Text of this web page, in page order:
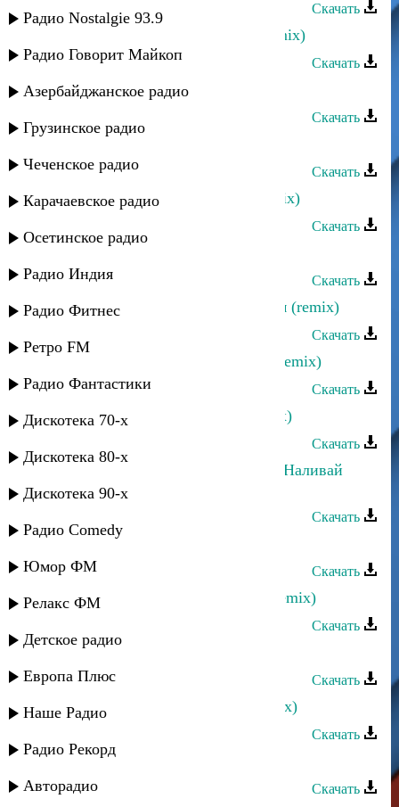
Радио Nostalgie 93.9
Радио Говорит Майкоп
Азербайджанское радио
Грузинское радио
Чеченское радио
Карачаевское радио
Осетинское радио
Радио Индия
Радио Фитнес
Ретро FM
Радио Фантастики
Дискотека 70-х
Дискотека 80-х
Дискотека 90-х
Радио Comedy
Юмор ФМ
Релакс ФМ
Детское радио
Европа Плюс
Наше Радио
Радио Рекорд
Авторадио
Скачать
Аслан Идрисов - Моя голубка (remix)
Скачать
Black Mura - Новая страсть (remix)
Скачать
Скачать
Ахмед Закариев - Мои горцы (remix)
Скачать
Скачать
Загир Магомедов - Салам Алейкум (remix)
Скачать
Загир Магомедов - Моя равнина (remix)
Скачать
Dag Style - Двигайте телами (remix)
Скачать
Магомедрасул Курбанмагомедов - Наливай
(remix)
Скачать
Ахмед Ахмедов - Зульфия(remix)
Скачать
Алик Шах-Мурадов - Иллаллах (remix)
Скачать
Илья Ханукаев - Казачка (remix)
Скачать
Илья Ханукаев - Воды арыка (remix)
Скачать
Жасмин - Холодно (Remix)
Скачать